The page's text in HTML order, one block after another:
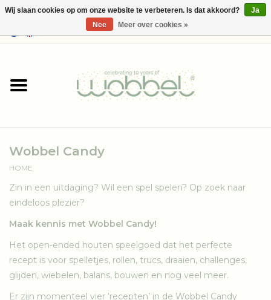
Shop
Wobbel Candy
HOME
Zin in een uitdaging? Wil een spel spelen? Op zoek naar
eindeloos plezier?
Maak kennis met Wobbel Candy!
Het open-ended houten speelgoed dat het perfecte
recept is voor spelletjes, rollen, trucs, draaien, challenges,
glijden, wiebelen, balans, bouwen en nog veel meer.
Er zijn momenteel vier ‘recepten’ in de Wobbel Candy
Wij slaan cookies op om onze website te verbeteren. Is dat akkoord?
Ja
Nee
Meer over cookies »